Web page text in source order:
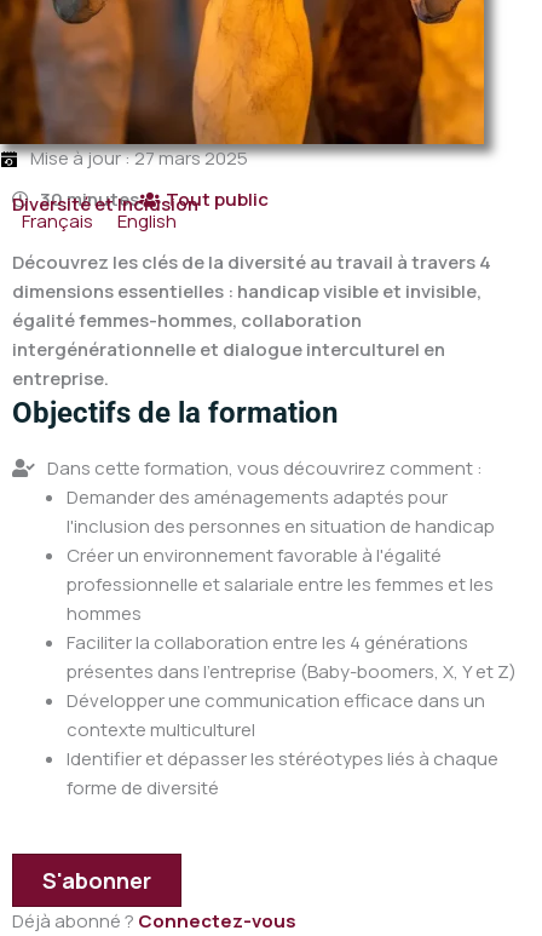
Mise à jour : 27 mars 2025
30 minutes
Tout public
Diversité et Inclusion
Français
English
Découvrez les clés de la diversité au travail à travers 4
dimensions essentielles : handicap visible et invisible,
égalité femmes-hommes, collaboration
intergénérationnelle et dialogue interculturel en
entreprise.
Objectifs de la formation
Dans cette formation, vous découvrirez comment :
Demander des aménagements adaptés pour
l'inclusion des personnes en situation de handicap
Créer un environnement favorable à l'égalité
professionnelle et salariale entre les femmes et les
hommes
Faciliter la collaboration entre les 4 générations
présentes dans l'entreprise (Baby-boomers, X, Y et Z)
Développer une communication efficace dans un
contexte multiculturel
Identifier et dépasser les stéréotypes liés à chaque
forme de diversité
S'abonner
Déjà abonné ? Connectez-vous